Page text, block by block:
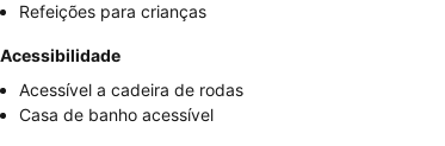
Refeições para crianças
Acessibilidade
Acessível a cadeira de rodas
Casa de banho acessível